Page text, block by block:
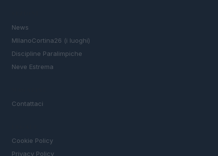
News
MIlanoCortina26 (i luoghi)
Discipline Paralimpiche
Neve Estrema
Contattaci
Cookie Policy
Privacy Policy